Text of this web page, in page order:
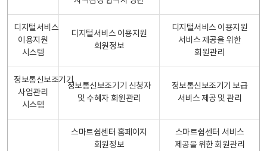
디지털서비스
이용지원
시스템
디지털서비스 이용지원
회원정보
디지털서비스 이용지원
서비스 제공을 위한
회원관리
정보통신보조기기
사업관리
시스템
정보통신보조기기 신청자
및 수혜자 회원관리
정보통신보조기기 보급
서비스 제공 및 관리
스마트쉼센터 홈페이지
회원정보
스마트쉼센터 서비스
제공을 위한 회원관리